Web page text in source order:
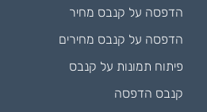
הדפסה על קנבס מחיר
הדפסה על קנבס מחירים
פיתוח תמונות על קנבס
קנבס הדפסה